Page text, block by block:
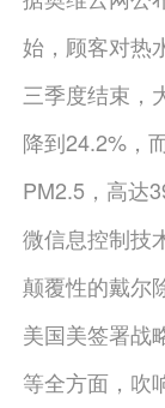
始，顾客对热
三季度结束，
降到24.2%，
PM2.5，高达
微信息控制技
颠覆性的戴尔
美国美签署战
等全方面，吹